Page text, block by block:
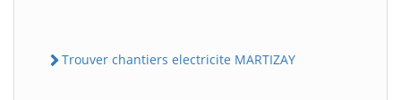
Trouver chantiers electricite MARTIZAY